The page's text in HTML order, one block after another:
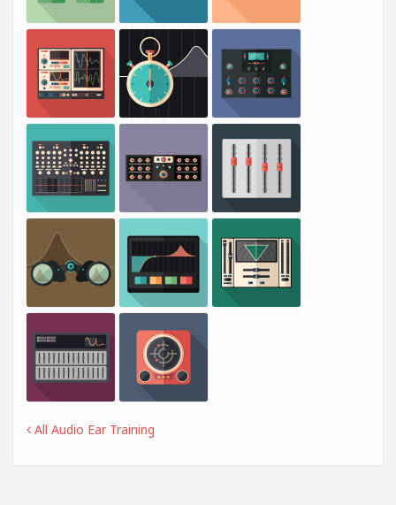
All Audio Ear Training